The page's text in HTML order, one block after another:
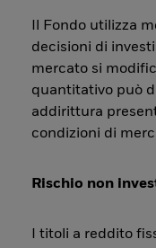
Il Fondo utilizza
decisioni di
mercato si
quantitativo può
addirittura
condizioni di
Rischio non
I titoli a reddito